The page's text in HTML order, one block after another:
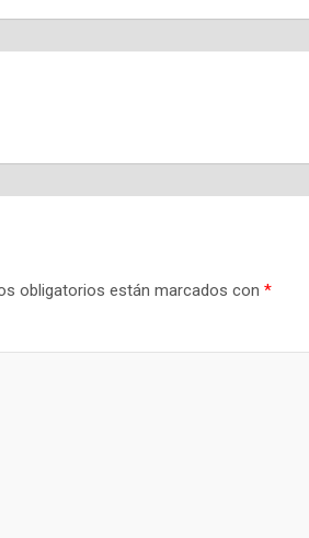
obligatorios están marcados con *